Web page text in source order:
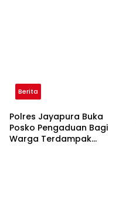
Berita
Polres Jayapura Buka
Posko Pengaduan Bagi
Warga Terdampak